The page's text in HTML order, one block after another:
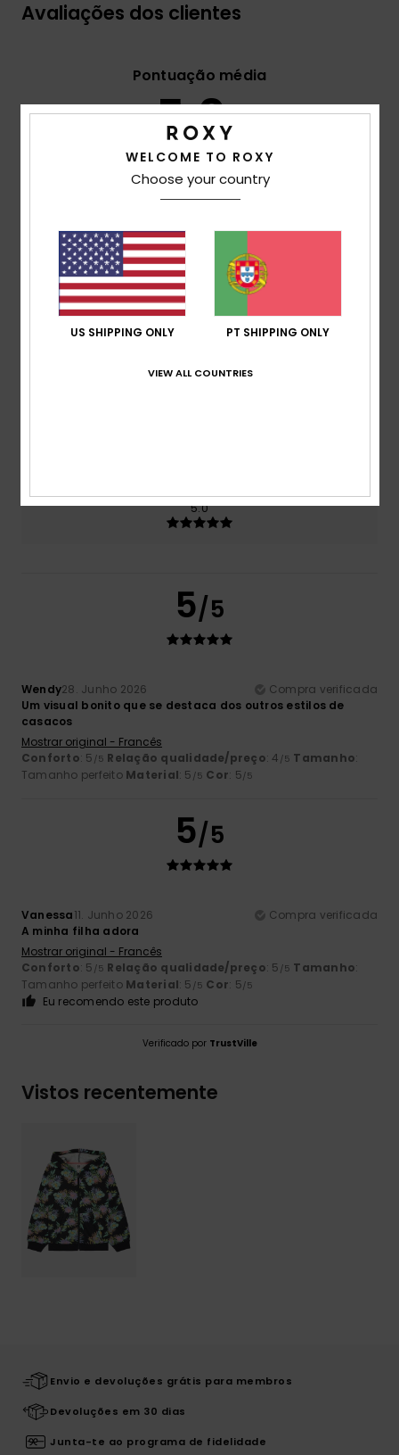
Avaliações dos clientes
Pontuação média
5.0/5
2 avaliações verificadas
2026
produto
Conforto
5.0
5/5
Wendy28. Junho 2026
Compra verificada
Um visual bonito que se destaca dos outros estilos de
casacos
Mostrar original - Francês
Conforto: 5 /5 Relação qualidade/preço: 4 /5 Tamanho:
Tamanho perfeito Material: 5 /5 Cor: 5/5
5/5
Vanessa11. Junho 2026
Compra verificada
A minha filha adora
Mostrar original - Francês
Conforto: 5 /5 Relação qualidade/preço: 5 /5 Tamanho:
Tamanho perfeito Material: 5 /5 Cor: 5/5
Eu recomendo este produto
Verificado por TrustVille
Vistos recentemente
Envio e devoluções grátis para membros
Devoluções em 30 dias
Junta-te ao programa de fidelidade
WELCOME TO ROXY
Choose your country
US SHIPPING ONLY PT SHIPPING ONLY
VIEW ALL COUNTRIES